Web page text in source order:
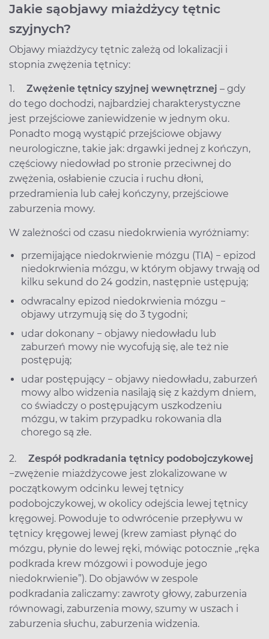
Jakie sąobjawy miażdżycy tętnic
szyjnych?
Objawy miażdżycy tętnic zależą od lokalizacji i
stopnia zwężenia tętnicy:
1. Zwężenie tętnicy szyjnej wewnętrznej – gdy
do tego dochodzi, najbardziej charakterystyczne
jest przejściowe zaniewidzenie w jednym oku.
Ponadto mogą wystąpić przejściowe objawy
neurologiczne, takie jak: drgawki jednej z kończyn,
częściowy niedowład po stronie przeciwnej do
zwężenia, osłabienie czucia i ruchu dłoni,
przedramienia lub całej kończyny, przejściowe
zaburzenia mowy.
W zależności od czasu niedokrwienia wyróżniamy:
przemijające niedokrwienie mózgu (TIA) − epizod
niedokrwienia mózgu, w którym objawy trwają od
kilku sekund do 24 godzin, następnie ustępują;
odwracalny epizod niedokrwienia mózgu −
objawy utrzymują się do 3 tygodni;
udar dokonany − objawy niedowładu lub
zaburzeń mowy nie wycofują się, ale też nie
postępują;
udar postępujący − objawy niedowładu, zaburzeń
mowy albo widzenia nasilają się z każdym dniem,
co świadczy o postępującym uszkodzeniu
mózgu, w takim przypadku rokowania dla
chorego są złe.
2. Zespół podkradania tętnicy podobojczykowej
−zwężenie miażdżycowe jest zlokalizowane w
początkowym odcinku lewej tętnicy
podobojczykowej, w okolicy odejścia lewej tętnicy
kręgowej. Powoduje to odwrócenie przepływu w
tętnicy kręgowej lewej (krew zamiast płynąć do
mózgu, płynie do lewej ręki, mówiąc potocznie „ręka
podkrada krew mózgowi i powoduje jego
niedokrwienie”). Do objawów w zespole
podkradania zaliczamy: zawroty głowy, zaburzenia
równowagi, zaburzenia mowy, szumy w uszach i
zaburzenia słuchu, zaburzenia widzenia.